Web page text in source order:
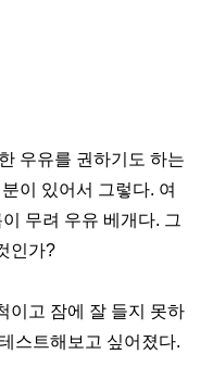
우유를 권하기도 하는
이 있어서 그렇다. 여
무려 우유 베개다. 그
인가?
이고 잠에 잘 들지 못하
스트해보고 싶어졌다.